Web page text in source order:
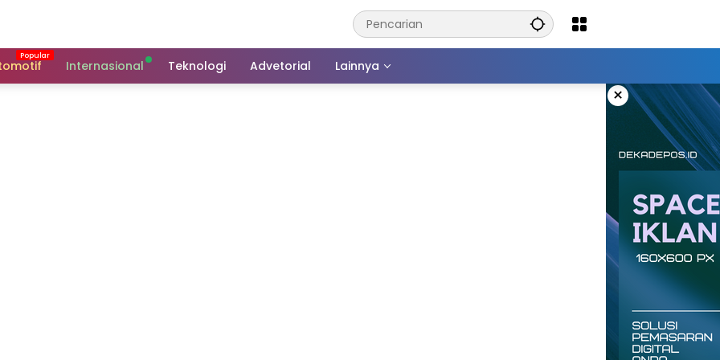
Internasional Teknologi Advetorial Lainnya
×